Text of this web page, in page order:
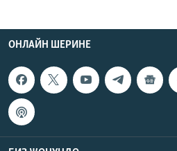
ОНЛАЙН ШЕРИНЕ